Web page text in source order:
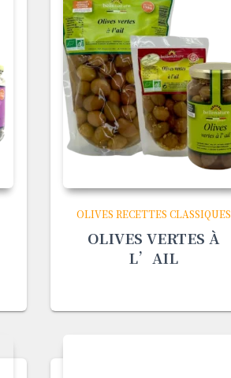
OLIVES RECETTES CLASSIQUES
OLIVES VERTES À
L’AIL